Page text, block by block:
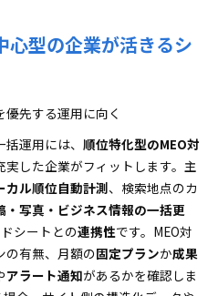
心型の企業が活きるシ
先する運用に向く
運用には、 順位特化型のMEO対
した企業がフィットします。主
カル順位自動計測、検索地点のカ
・写真・ビジネス情報の一括更
シートとの連携性です。MEO対
の有無、月額の固定プランか成果
アラート通知があるかを確認しま